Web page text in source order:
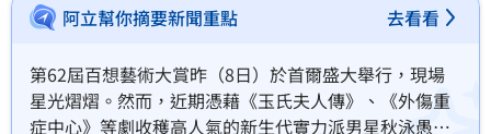
阿立幫你摘要新聞重點 去看看
第62屆百想藝術大賞昨（8日）於首爾盛大舉行，現場
星光熠熠。然而，近期憑藉《玉氏夫人傳》、《外傷重
症中心》等劇收穫高人氣的新生代實力派男星秋泳愚，